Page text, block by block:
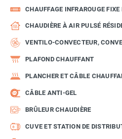
CHAUFFAGE INFRAROUGE
CHAUDIÈRE À AIR PULSÉ
VENTILO-CONVECTEUR,
PLAFOND CHAUFFANT
PLANCHER ET CÂBLE
CÂBLE ANTI-GEL
BRÛLEUR CHAUDIÈRE
CUVE ET STATION DE